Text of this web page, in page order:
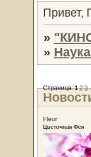
Привет,
»
»
Страница:1 2 3
Fleur
Цветочная Фея